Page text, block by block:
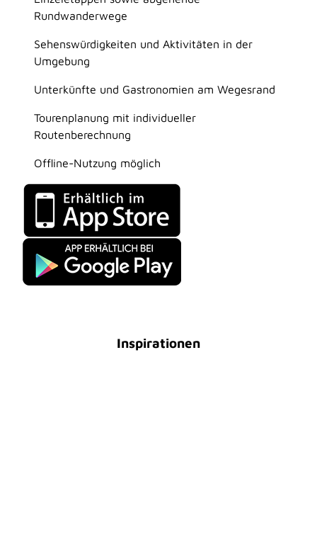
Rundwanderwege
Sehenswürdigkeiten und Aktivitäten in der
Umgebung
Unterkünfte und Gastronomien am Wegesrand
Tourenplanung mit individueller
Routenberechnung
Offline-Nutzung möglich
© Apple App Store
© Google Play Store
Inspirationen